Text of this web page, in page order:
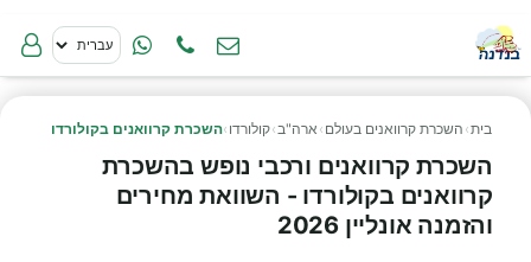
בית› השכרת קרוואנים בעולם › ארה"ב›קולורדו ›השכרת קרוואנים בקולורדו
השכרת קרוואנים ורכבי נופש בהשכרת
קרוואנים בקולורדו - השוואת מחירים
והזמנה אונליין 2026